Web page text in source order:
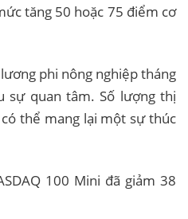
tăng 50 hoặc 75 điểm cơ
phi nông nghiệp tháng
quan tâm. Số lượng thị
thể mang lại một sự thúc
100 Mini đã giảm 38